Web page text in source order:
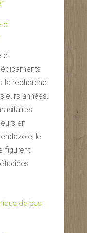
et
et
la recherche
années,
en
le
figurent